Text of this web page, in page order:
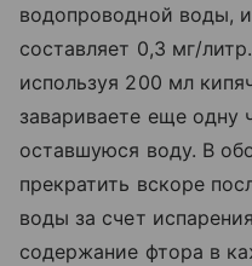
водопроводной воды,
составляет 0,3 мг/
используя 200 мл
завариваете еще одну
оставшуюся воду. В
прекратить вскоре
воды за счет
содержание фтора в